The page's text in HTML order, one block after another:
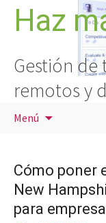
SaltarHaz
Gestión de
remotos y
Menú
Cómo poner
New
para